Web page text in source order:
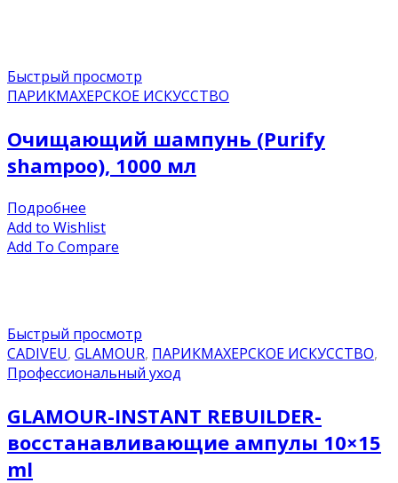
Быстрый просмотр
ПАРИКМАХЕРСКОЕ ИСКУССТВО
Очищающий шампунь (Purify
shampoo), 1000 мл
Подробнее
Add to Wishlist
Add To Compare
Быстрый просмотр
CADIVEU, GLAMOUR, ПАРИКМАХЕРСКОЕ ИСКУССТВО,
Профессиональный уход
GLAMOUR-INSTANT REBUILDER-
восстанавливающие ампулы 10×15
ml